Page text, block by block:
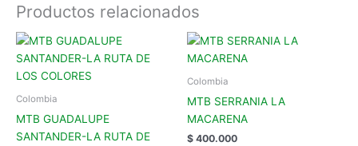
Productos relacionados
Colombia
MTB GUADALUPE
SANTANDER-LA RUTA DE
Colombia
MTB SERRANIA LA
MACARENA
$ 400.000